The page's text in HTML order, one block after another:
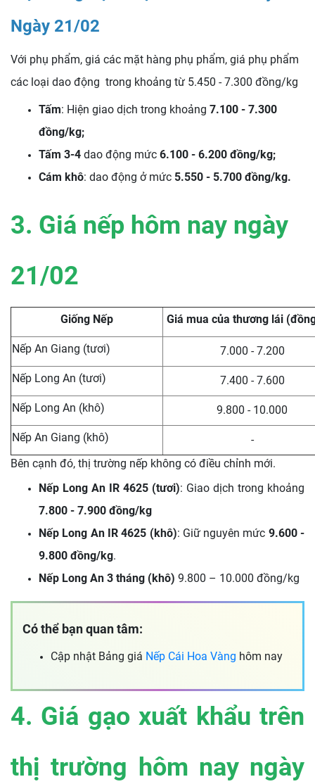
Ngày 21/02
Với phụ phẩm, giá các mặt hàng phụ phẩm, giá phụ phẩm
các loại dao động trong khoảng từ 5.450 - 7.300 đồng/kg
Tấm: Hiện giao dịch trong khoảng 7.100 - 7.300
đồng/kg;
Tấm 3-4 dao động mức 6.100 - 6.200 đồng/kg;
Cám khô: dao động ở mức 5.550 - 5.700 đồng/kg.
3. Giá nếp hôm nay ngày
21/02
Giống Nếp Giá mua của thương lái
Nếp An Giang (tươi) 7.000 - 7.200
Nếp Long An (tươi) 7.400 - 7.600
Nếp Long An (khô) 9.800 - 10.000
Nếp An Giang (khô)
-
Bên cạnh đó, thị trường nếp không có điều chỉnh mới.
Nếp Long An IR 4625 (tươi): Giao dịch trong khoảng
7.800 - 7.900 đồng/kg
Nếp Long An IR 4625 (khô): Giữ nguyên mức 9.600 -
9.800 đồng/kg.
Nếp Long An 3 tháng (khô) 9.800 – 10.000 đồng/kg
Có thể bạn quan tâm:
Cập nhật Bảng giá Nếp Cái Hoa Vàng hôm nay
4. Giá gạo xuất khẩu trên
thị trường hôm nay ngày